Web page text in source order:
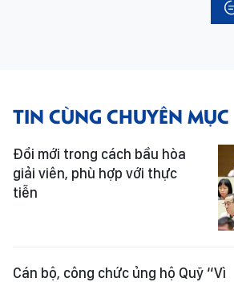
TIN CÙNG CHUYÊN MỤC
Đổi mới trong cách bầu hòa
giải viên, phù hợp với thực
tiễn
Cán bộ, công chức ủng hộ Quỹ “Vì